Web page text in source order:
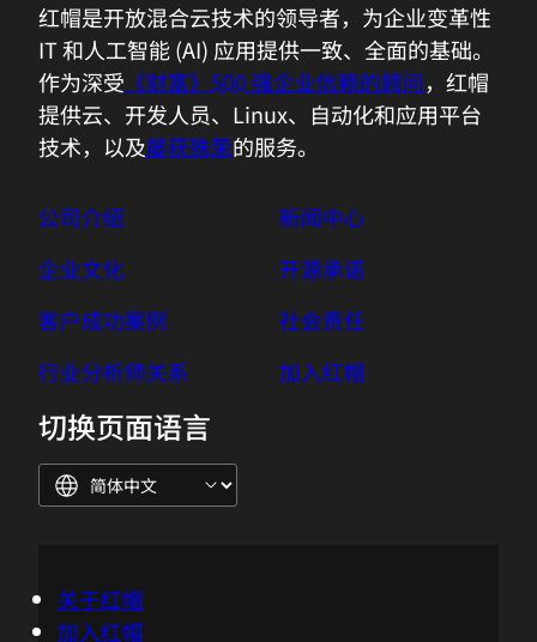
红帽是开放混合云技术的领导者，为企业变革性
IT 和人工智能 (AI) 应用提供一致、全面的基础。
作为深受 《财富》500 强企业信赖的顾问，红帽
提供云、开发人员、Linux、自动化和应用平台
技术，以及屡获殊荣的服务。
公司介绍
企业文化
客户成功案例
行业分析师关系
新闻中心
开源承诺
社会责任
加入红帽
切换页面语言
关于红帽
加入红帽